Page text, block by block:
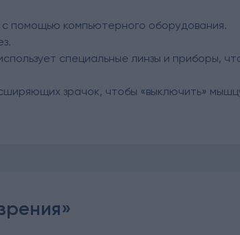
помощью компьютерного оборудования.
специальные линзы и приборы,
зрачок, чтобы «выключить»